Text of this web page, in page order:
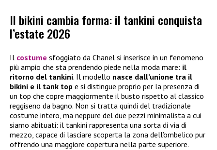
Il bikini cambia forma: il tankini conquista
l’estate 2026
Il costume sfoggiato da Chanel si inserisce in un fenomeno
più ampio che sta prendendo piede nella moda mare: il
ritorno del tankini. Il modello nasce dall’unione tra il
bikini e il tank top e si distingue proprio per la presenza di
un top che copre maggiormente il busto rispetto al classico
reggiseno da bagno. Non si tratta quindi del tradizionale
costume intero, ma neppure del due pezzi minimalista a cui
siamo abituati: il tankini rappresenta una sorta di via di
mezzo, capace di lasciare scoperta la zona dell’ombelico pur
offrendo una maggiore copertura nella parte superiore.